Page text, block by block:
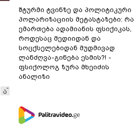
ა
შტურმი ტვინზე და პოლიტიკური
პოლარიზაციის მეტასტაზები: რა
ემართება ადამიანის ფსიქიკას,
როდესაც მედიიდან და
სოცქსელებიდან მუდმივად
ლანძღვა-გინება ესმის?! -
ფსიქოლოგ ზურა მხეიძის
ანალიზი